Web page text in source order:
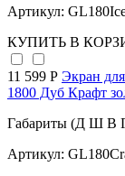
Артикул:
КУПИТЬ В
11 599 Р Экран
1800 Дуб Крафт
Габариты (Д Ш В
Артикул: